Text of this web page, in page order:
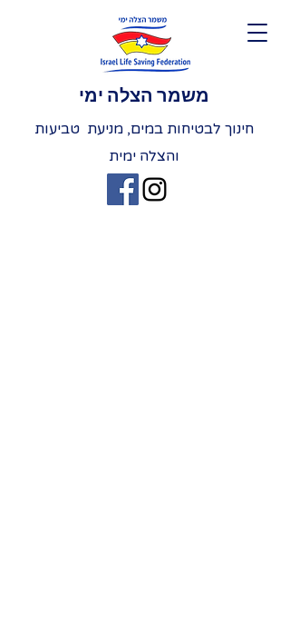
משמר הצלה ימי
חינוך לבטיחות במים, מניעת טביעות
והצלה ימית